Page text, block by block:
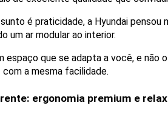
é praticidade, a Hyundai
um ar modular ao interior.
espaço que se adapta a você, e não
com a mesma facilidade.
ergonomia premium e